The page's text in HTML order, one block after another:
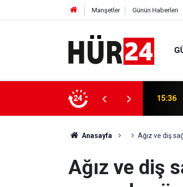
Manşetler Günün Haberleri
24
hizmete açılacak 15:34
Anasayfa Ağız ve diş
Ağız ve diş